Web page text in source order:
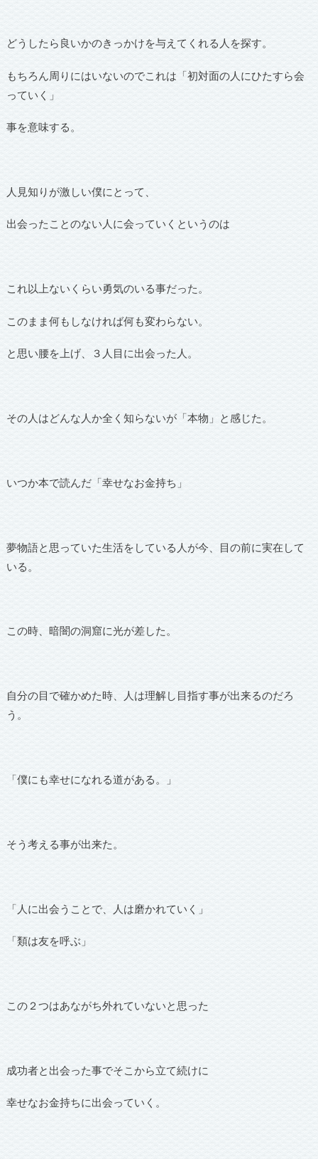
どうしたら良いかのきっかけを与えてくれる人を探す。
もちろん周りにはいないのでこれは「初対面の人にひたすら会
っていく」
事を意味する。
人見知りが激しい僕にとって、
出会ったことのない人に会っていくというのは
これ以上ないくらい勇気のいる事だった。
このまま何もしなければ何も変わらない。
と思い腰を上げ、３人目に出会った人。
その人はどんな人か全く知らないが「本物」と感じた。
いつか本で読んだ「幸せなお金持ち」
夢物語と思っていた生活をしている人が今、目の前に実在して
いる。
この時、暗闇の洞窟に光が差した。
自分の目で確かめた時、人は理解し目指す事が出来るのだろ
う。
「僕にも幸せになれる道がある。」
そう考える事が出来た。
「人に出会うことで、人は磨かれていく」
「類は友を呼ぶ」
この２つはあながち外れていないと思った
成功者と出会った事でそこから立て続けに
幸せなお金持ちに出会っていく。